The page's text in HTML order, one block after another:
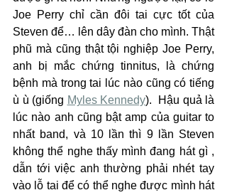
Joe Perry chỉ cần đôi tai cực tốt của
Steven để… lên dây đàn cho mình. Thật
phũ mà cũng thật tội nghiệp Joe Perry,
anh bị mắc chứng tinnitus, là chứng
bệnh mà trong tai lúc nào cũng có tiếng
ù ù (giống Myles Kennedy).  Hậu quả là
lúc nào anh cũng bật amp của guitar to
nhất band, và 10 lần thì 9 lần Steven
không thể nghe thấy mình đang hát gì ,
dẫn tới việc anh thường phải nhét tay
vào lỗ tai để có thể nghe được mình hát